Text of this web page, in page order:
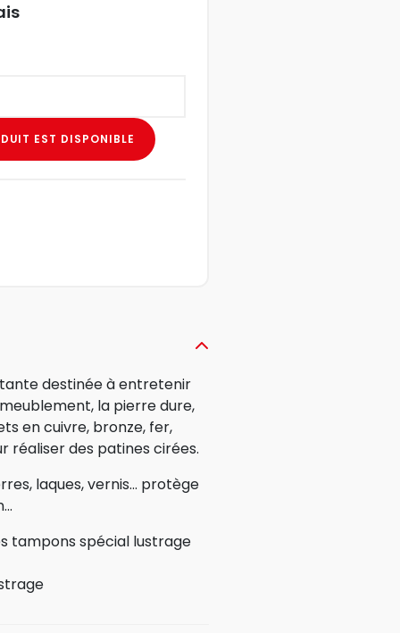
EST DISPONIBLE
destinée à entretenir
la pierre dure,
en cuivre, bronze, fer,
réaliser des patines cirées.
laques, vernis... protège
tampons spécial lustrage